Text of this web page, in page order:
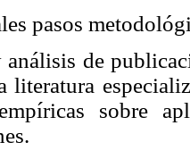
pasos
de
literatura
sobre